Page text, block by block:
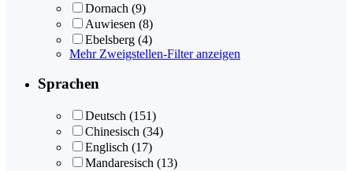
Dornach (9)
Auwiesen (8)
Ebelsberg (4)
Mehr Zweigstellen-Filter anzeigen
Sprachen
Deutsch (151)
Chinesisch (34)
Englisch (17)
Mandaresisch (13)